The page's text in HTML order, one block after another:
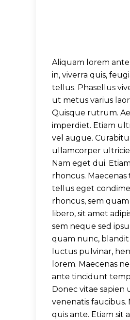
Aliquam lorem
in, viverra quis,
tellus. Phasellus
ut metus varius
Quisque rutrum.
imperdiet. Etiam
vel augue.
ullamcorper
Nam eget dui. Etiam
rhoncus. Maecenas
tellus eget
rhoncus, sem
libero, sit amet
sem neque sed
quam nunc, blandit
luctus pulvinar,
lorem. Maecenas
ante tincidunt
Donec vitae sapien
venenatis faucibus.
quis ante. Etiam sit